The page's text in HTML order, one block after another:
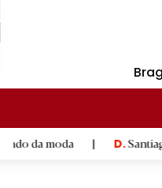
| D.Santiago de